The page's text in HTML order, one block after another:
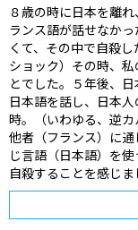
８歳の時に日本を離
ランス語が話せなか
くて、その中で自殺
ショック）その時、
とでした。５年後、日
日本語を話し、日本
時。（いわゆる、逆
他者（フランス）に
じ言語（日本語）を
自殺することを感じま